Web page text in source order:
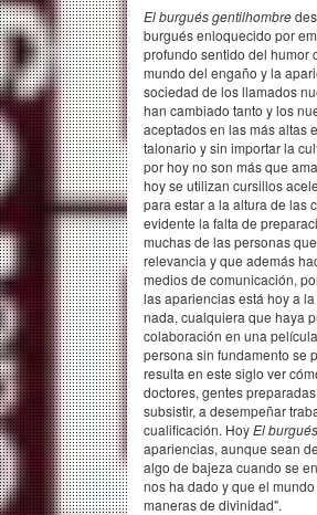
El burgués gentilhombre
burgués enloquecido por
profundo sentido del humor
mundo del engaño y la
sociedad de los llamados
han cambiado tanto y los
aceptados en las más altas
talonario y sin importar la
por hoy no son más que
hoy se utilizan cursillos
para estar a la altura de las
evidente la falta de
muchas de las personas
relevancia y que además
medios de comunicación,
las apariencias está hoy a
nada, cualquiera que haya
colaboración en una
persona sin fundamento se
resulta en este siglo ver
doctores, gentes
subsistir, a desempeñar
cualiﬁcación. HoyEl burgués
apariencias, aunque sean
algo de bajeza cuando se
nos ha dado y que el
maneras de divinidad".